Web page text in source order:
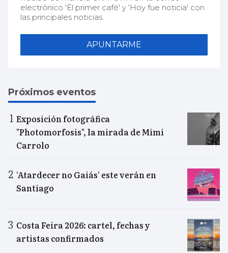
electrónico 'El primer café' y 'Hoy fue noticia' con
las principales noticias.
APUNTARME
Próximos eventos
Exposición fotográfica
"Photomorfosis", la mirada de Mimi
Carrolo
‘Atardecer no Gaiás’ este verán en
Santiago
Costa Feira 2026: cartel, fechas y
artistas confirmados